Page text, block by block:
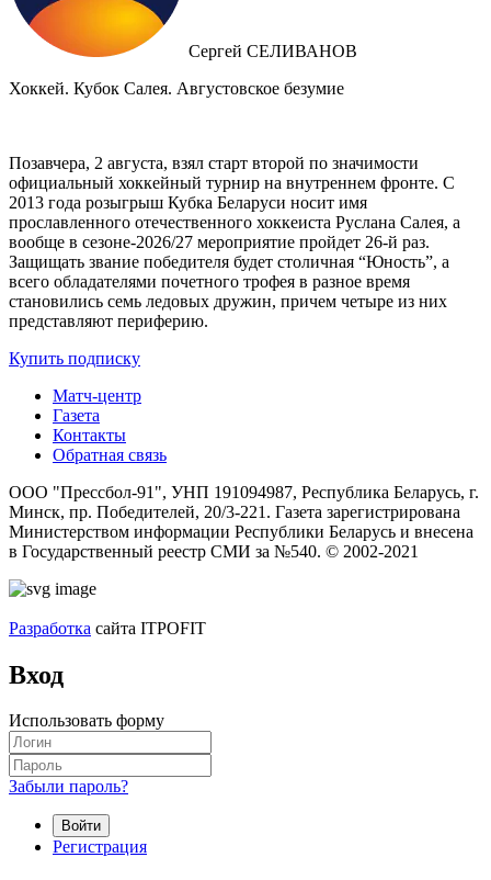
Сергей СЕЛИВАНОВ
Хоккей. Кубок Салея. Августовское безумие
Позавчера, 2 августа, взял старт второй по значимости
официальный хоккейный турнир на внутреннем фронте. C
2013 года розыгрыш Кубка Беларуси носит имя
прославленного отечественного хоккеиста Руслана Салея, а
вообще в сезоне-2026/27 мероприятие пройдет 26-й раз.
Защищать звание победителя будет столичная “Юность”, а
всего обладателями почетного трофея в разное время
становились семь ледовых дружин, причем четыре из них
представляют периферию.
Купить подписку
Матч-центр
Газета
Контакты
Обратная связь
ООО "Прессбол-91", УНП 191094987, Республика Беларусь, г.
Минск, пр. Победителей, 20/3-221. Газета зарегистрирована
Министерством информации Республики Беларусь и внесена
в Государственный реестр СМИ за №540. © 2002-2021
Разработка сайта ITPOFIT
Вход
Использовать форму
Забыли пароль?
Войти
Регистрация